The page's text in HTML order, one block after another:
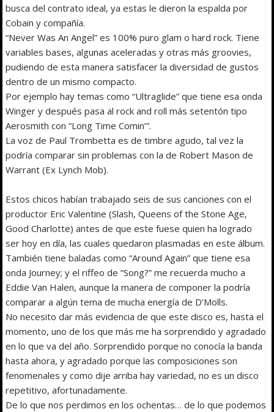
busca del contrato ideal, ya estas le dieron la espalda por
Cobain y compañía.
“Never Was An Angel” es 100% puro glam o hard rock. Tiene
variables bases, algunas aceleradas y otras más groovies,
pudiendo de esta manera satisfacer la diversidad de gustos
dentro de un mismo compacto.
Por ejemplo hay temas como “Ultraglide” que tiene esa onda
Winger y después pasa al rock and roll más setentón tipo
Aerosmith con “Long Time Comin’”.
La voz de Paul Trombetta es de timbre agudo, tal vez la
podría comparar sin problemas con la de Robert Mason de
Warrant (Ex Lynch Mob).
Estos chicos habían trabajado seis de sus canciones con el
productor Eric Valentine (Slash, Queens of the Stone Age,
Good Charlotte) antes de que este fuese quien ha logrado
ser hoy en día, las cuales quedaron plasmadas en este álbum.
También tiene baladas como “Around Again” que tiene esa
onda Journey; y el riffeo de “Song?” me recuerda mucho a
Eddie Van Halen, aunque la manera de componer la podría
comparar a algún tema de mucha energía de D’Molls.
No necesito dar más evidencia de que este disco es, hasta el
momento, uno de los que más me ha sorprendido y agradado
en lo que va del año. Sorprendido porque no conocía la banda
hasta ahora, y agradado porque las composiciones son
fenomenales y como dije arriba hay variedad, no es un disco
repetitivo, afortunadamente.
De lo que nos perdimos en los ochentas… de lo que podemos